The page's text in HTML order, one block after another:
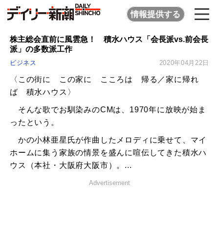
情報提供する
株主総会直前に風雲急！ 積水ハウス「会長派vs.前会長
派」の多数派工作
ビジネス 2020年04月22日
〈この街に この家に こころは 帰る／家に帰れ
ば 積水ハウス〉
そんな歌でお馴染みのCMは、1970年に放映が始ま
ったという。
かの小林亜星氏が作曲したメロディに乗せて、マイ
ホームに集う家族の情景を盛んに喧伝してきた積水ハ
ウス（本社・大阪府大阪市）。...
Advertisement